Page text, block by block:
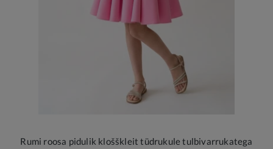
Rumi roosa pidulik klošškleit tüdrukule tulbivarrukatega